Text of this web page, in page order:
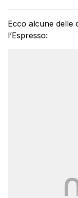
Ecco alcune delle
l’Espresso: